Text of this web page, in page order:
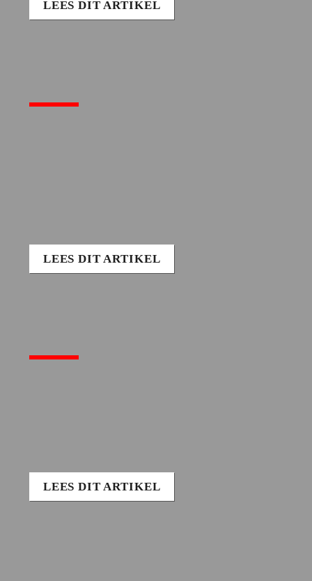
LEES DIT ARTIKEL
LEES DIT ARTIKEL
LEES DIT ARTIKEL